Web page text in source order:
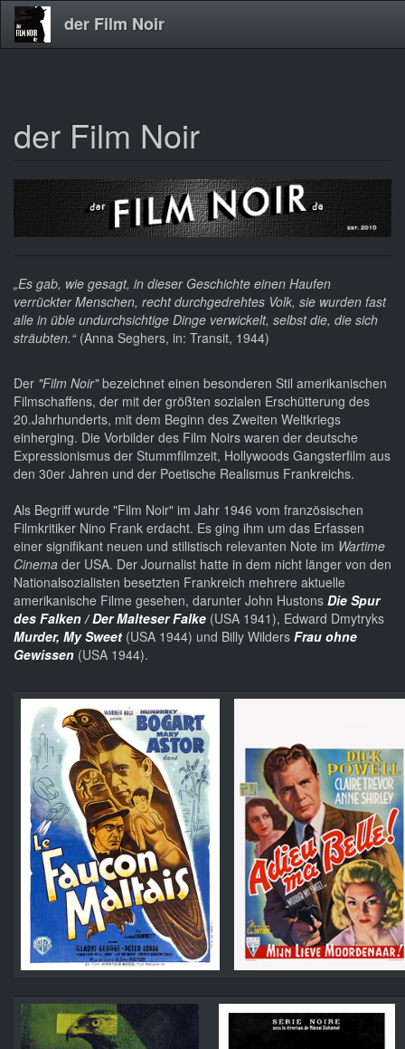
Direkt
zum
der Film Noir
der Film Noir
„Es gab, wie gesagt, in dieser Geschichte einen Haufen
verrückter Menschen, recht durchgedrehtes Volk, sie wurden fast
alle in üble undurchsichtige Dinge verwickelt, selbst die, die sich
sträubten.“(Anna Seghers, in: Transit, 1944)
Der "Film Noir"bezeichnet einen besonderen Stil amerikanischen
Filmschaffens, der mit der größten sozialen Erschütterung des
20.Jahrhunderts, mit dem Beginn des Zweiten Weltkriegs
einherging. Die Vorbilder des Film Noirs waren der deutsche
Expressionismus der Stummfilmzeit, Hollywoods Gangsterfilm aus
den 30er Jahren und der Poetische Realismus Frankreichs.
Als Begriff wurde "Film Noir" im Jahr 1946 vom französischen
Filmkritiker Nino Frank erdacht. Es ging ihm um das Erfassen
einer signifikant neuen und stilistisch relevanten Note im Wartime
Cinema der USA. Der Journalist hatte in dem nicht länger von den
Nationalsozialisten besetzten Frankreich mehrere aktuelle
amerikanische Filme gesehen, darunter John Hustons Die Spur
des Falken / Der Malteser Falke (USA 1941), Edward Dmytryks
Murder, My Sweet (USA 1944) und Billy Wilders Frau ohne
Gewissen (USA 1944).